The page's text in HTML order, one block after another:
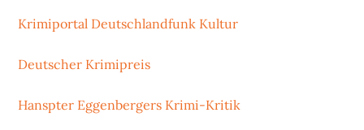
Krimiportal Deutschlandfunk Kultur
Deutscher Krimipreis
Hanspter Eggenbergers Krimi-Kritik